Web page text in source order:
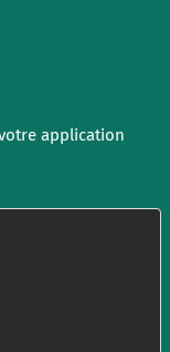
application